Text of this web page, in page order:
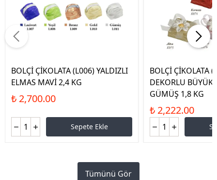
BOLÇİ ÇİKOLATA (L006) YALDIZLI
ELMAS MAVİ 2,4 KG
₺ 2,700.00
Sepete Ekle
BOLÇİ ÇİKOLATA
DEKORLU BÜYÜK
GÜMÜŞ 1,8 KG
₺ 2,222.00
Tümünü Gör